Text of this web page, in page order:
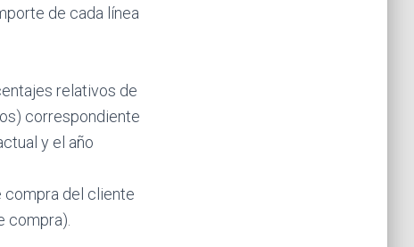
de cada línea
relativos de
correspondiente
y el año
compra del cliente
compra).